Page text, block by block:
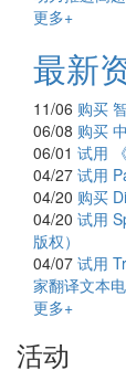
更多+
最新
11/06 购买
06/08 购买
06/01 试用
04/27 试用
04/20 购买
04/20 试用
版权）
04/07 试用
家翻译文本
更多+
活动